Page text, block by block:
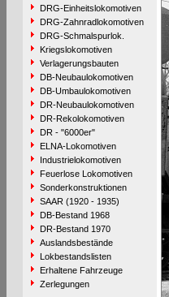
DRG-Einheitslokomotiven
DRG-Zahnradlokomotiven
DRG-Schmalspurlok.
Kriegslokomotiven
Verlagerungsbauten
DB-Neubaulokomotiven
DB-Umbaulokomotiven
DR-Neubaulokomotiven
DR-Rekolokomotiven
DR - "6000er"
ELNA-Lokomotiven
Industrielokomotiven
Feuerlose Lokomotiven
Sonderkonstruktionen
SAAR (1920 - 1935)
DB-Bestand 1968
DR-Bestand 1970
Auslandsbestände
Lokbestandslisten
Erhaltene Fahrzeuge
Zerlegungen